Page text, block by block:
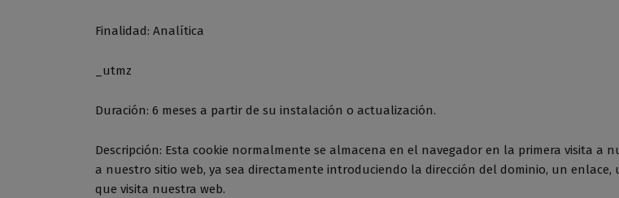
Finalidad: Analítica
_utmz
Duración: 6 meses a partir de su instalación o actualización.
Descripción: Esta cookie normalmente se almacena en el navegador en la primera visita a
a nuestro sitio web, ya sea directamente introduciendo la dirección del dominio, un
que visita nuestra web.